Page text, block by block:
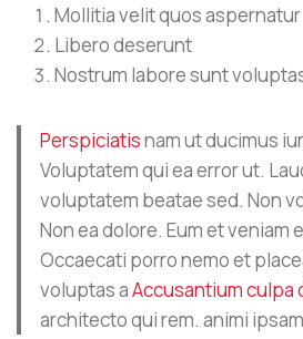
Mollitia velit quos aspernatur
Libero deserunt
Nostrum labore sunt
Perspiciatisnam ut ducimus
Voluptatem qui ea error ut.
voluptatem beatae sed. Non
Non ea dolore. Eum et
Occaecati porro nemo et
voluptas aAccusantium culpa
architecto qui rem. animi